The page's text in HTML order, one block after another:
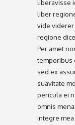
liberavisse
liber
vide viderer
regione
Per amet
temporibus
sed ex
suavitate
pericula ei
omnis
integre